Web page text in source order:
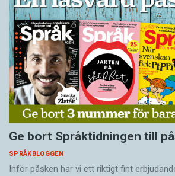
Ge bort Språktidningen till
SPRÅKBLOGGEN
Inför påsken har vi ett riktigt fint